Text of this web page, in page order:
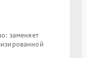
заменяет